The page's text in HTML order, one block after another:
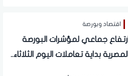
اقتصاد وبورصة
ارتفاع جماعي لمؤشرات البورصة
المصرية بداية تعاملات اليوم الثلاثاء..